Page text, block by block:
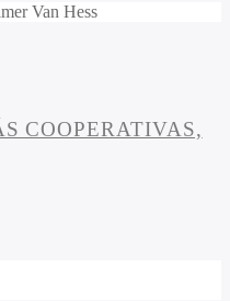
Van Hess
COOPERATIVAS,